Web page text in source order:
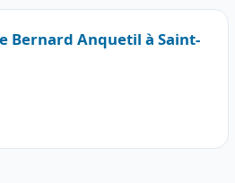
Bernard Anquetil à Saint-